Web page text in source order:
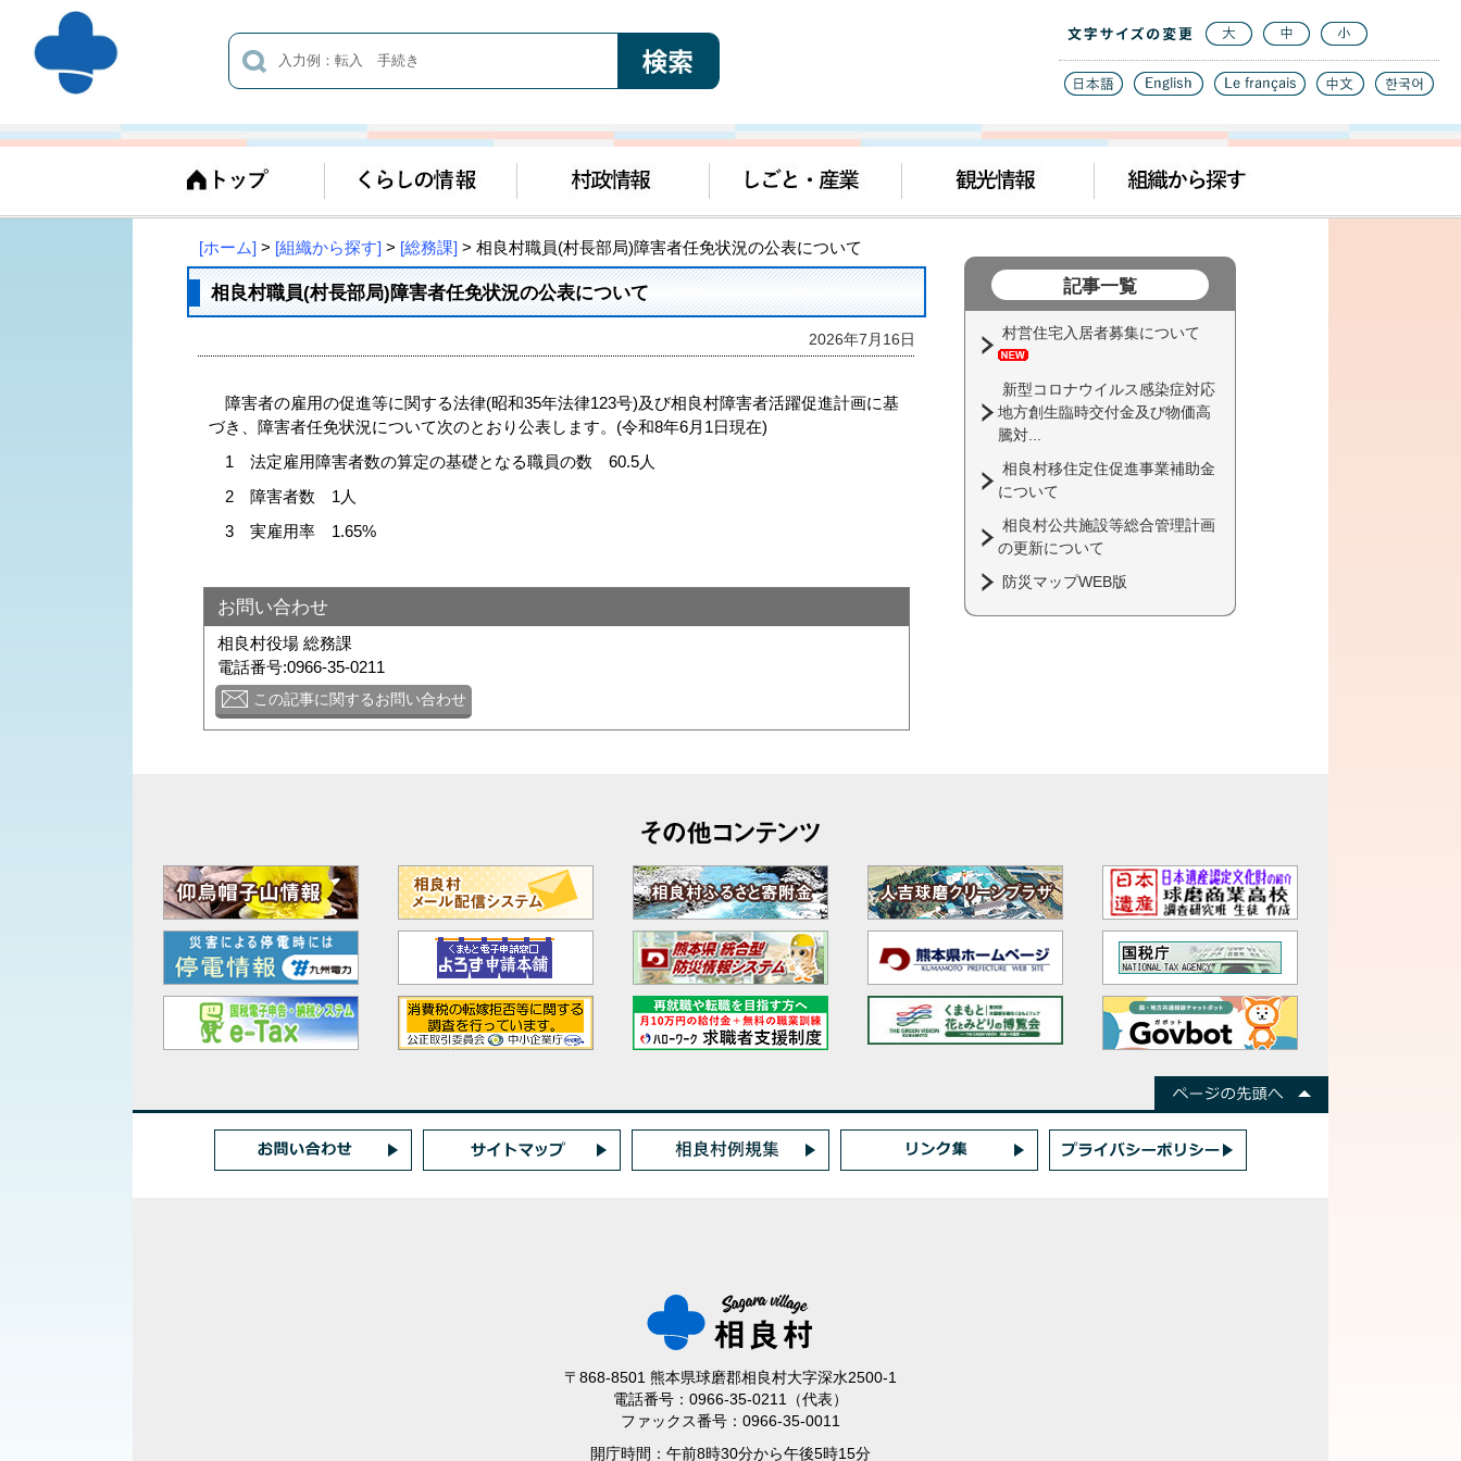
[ホーム] > [組織から探す] > [総務課] > 相良村職員(村長部局)障害者任免状況の公表について
相良村職員(村長部局)障害者任免状況の公表について
2026年7月16日
障害者の雇用の促進等に関する法律(昭和35年法律123号)及び相良村障害者活躍促進計画に基
づき、障害者任免状況について次のとおり公表します。(令和8年6月1日現在)
1 法定雇用障害者数の算定の基礎となる職員の数 60.5人
2 障害者数 1人
3 実雇用率 1.65%
お問い合わせ
相良村役場 総務課
電話番号:0966-35-0211
この記事に関するお問い合わせ
記事一覧
村営住宅入居者募集について
新型コロナウイルス感染症対応
地方創生臨時交付金及び物価高
騰対...
相良村移住定住促進事業補助金
について
相良村公共施設等総合管理計画
の更新について
防災マップWEB版
〒868-8501 熊本県球磨郡相良村大字深水2500-1
電話番号：0966-35-0211（代表）
ファックス番号：0966-35-0011
開庁時間：午前8時30分から午後5時15分